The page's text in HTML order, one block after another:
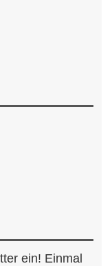
ein! Einmal